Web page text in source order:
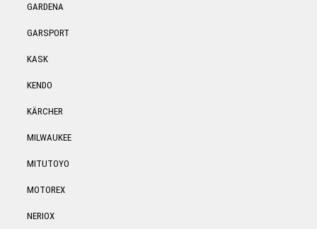
GARDENA
GARSPORT
KASK
KENDO
KÄRCHER
MILWAUKEE
MITUTOYO
MOTOREX
NERIOX